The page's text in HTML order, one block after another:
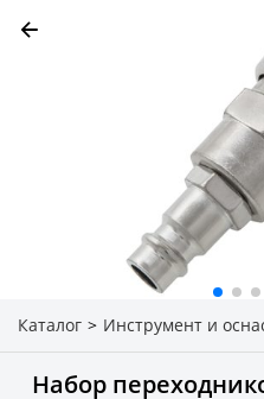
Каталог > Инструмент и
Набор